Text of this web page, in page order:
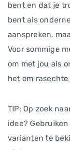
bent en dat je
bent als
aanspreken,
Voor sommige
om met jou als
het om
TIP: Op zoek
idee?
varianten te